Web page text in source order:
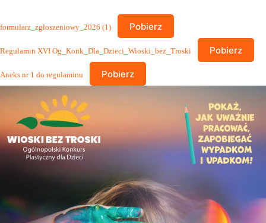
formularz_zgłoszeniowy_2026 (1) Pobierz
Regulamin XVI Og_Konk_Dla_Dzieci_Wioski_bez_Troski Pobierz
Aneks nr 1 do regulaminu Pobierz